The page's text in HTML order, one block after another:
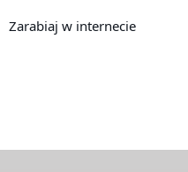
Zarabiaj w internecie